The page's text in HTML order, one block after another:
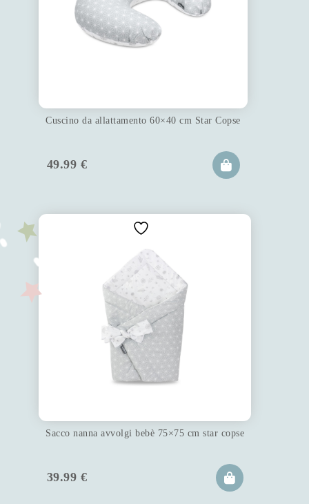
Cuscino da allattamento 60×40 cm Star Copse
49.99 €
Sacco nanna avvolgi bebè 75×75 cm star copse
39.99 €